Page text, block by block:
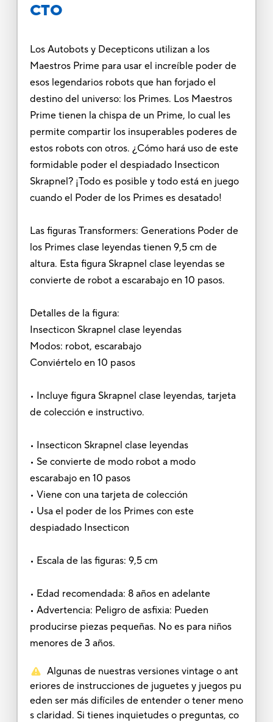
CTO
Los Autobots y Decepticons utilizan a los
Maestros Prime para usar el increíble poder de
esos legendarios robots que han forjado el
destino del universo: los Primes. Los Maestros
Prime tienen la chispa de un Prime, lo cual les
permite compartir los insuperables poderes de
estos robots con otros. ¿Cómo hará uso de este
formidable poder el despiadado Insecticon
Skrapnel? ¡Todo es posible y todo está en juego
cuando el Poder de los Primes es desatado!
Las figuras Transformers: Generations Poder de
los Primes clase leyendas tienen 9,5 cm de
altura. Esta figura Skrapnel clase leyendas se
convierte de robot a escarabajo en 10 pasos.
Detalles de la figura:
Insecticon Skrapnel clase leyendas
Modos: robot, escarabajo
Conviértelo en 10 pasos
• Incluye figura Skrapnel clase leyendas, tarjeta
de colección e instructivo.
• Insecticon Skrapnel clase leyendas
• Se convierte de modo robot a modo
escarabajo en 10 pasos
• Viene con una tarjeta de colección
• Usa el poder de los Primes con este
despiadado Insecticon
• Escala de las figuras: 9,5 cm
• Edad recomendada: 8 años en adelante
• Advertencia: Peligro de asfixia: Pueden
producirse piezas pequeñas. No es para niños
menores de 3 años.
Algunas de nuestras versiones vintage o ant
eriores de instrucciones de juguetes y juegos pu
eden ser más difíciles de entender o tener meno
s claridad. Si tienes inquietudes o preguntas, co